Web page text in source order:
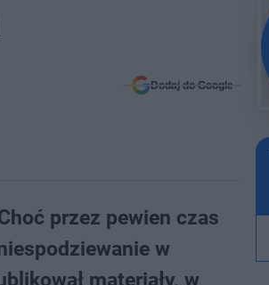
Dodaj do Google
przez pewien czas
w
materiały, w